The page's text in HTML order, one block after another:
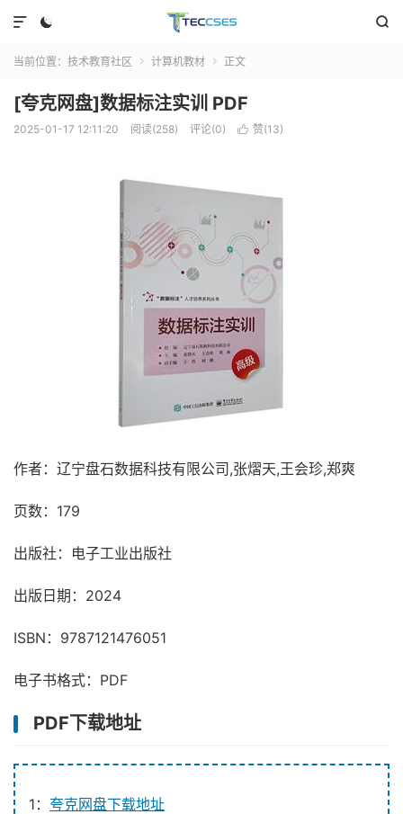
 

当前位置： 技术教育社区  计算机教材  正文
[夸克网盘]数据标注实训 PDF
2025-01-17 12:11:20 阅读(258) 评论(0)  赞(13)
作者：辽宁盘石数据科技有限公司,张熠天,王会珍,郑爽
页数：179
出版社：电子工业出版社
出版日期：2024
ISBN：9787121476051
电子书格式：PDF
PDF下载地址
1： 夸克网盘下载地址